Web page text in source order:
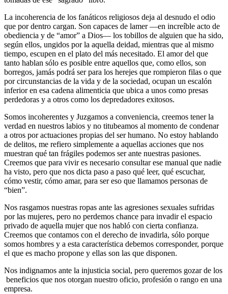
La incoherencia de los fanáticos religiosos deja al desnudo el odio
que por dentro cargan. Son capaces de lamer ―en increíble acto de
obediencia y de “amor” a Dios― los tobillos de alguien que ha sido,
según ellos, ungidos por la aquella deidad, mientras que al mismo
tiempo, escupen en el plato del más necesitado. El amor del que
tanto hablan sólo es posible entre aquellos que, como ellos, son
borregos, jamás podrá ser para los herejes que rompieron filas o que
por circunstancias de la vida y de la sociedad, ocupan un escalón
inferior en esa cadena alimenticia que ubica a unos como presas
perdedoras y a otros como los depredadores exitosos.
Somos incoherentes y Juzgamos a conveniencia, creemos tener la
verdad en nuestros labios y no titubeamos al momento de condenar
a otros por actuaciones propias del ser humano. No estoy hablando
de delitos, me refiero simplemente a aquellas acciones que nos
muestran qué tan frágiles podemos ser ante nuestras pasiones.
Creemos que para vivir es necesario consultar ese manual que nadie
ha visto, pero que nos dicta paso a paso qué leer, qué escuchar,
cómo vestir, cómo amar, para ser eso que llamamos personas de
“bien”.
Nos rasgamos nuestras ropas ante las agresiones sexuales sufridas
por las mujeres, pero no perdemos chance para invadir el espacio
privado de aquella mujer que nos habló con cierta confianza.
Creemos que contamos con el derecho de invadirla, sólo porque
somos hombres y a esta característica debemos corresponder, porque
el que es macho propone y ellas son las que disponen.
Nos indignamos ante la injusticia social, pero queremos gozar de los
beneficios que nos otorgan nuestro oficio, profesión o rango en una
empresa.